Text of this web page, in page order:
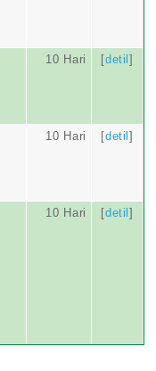
10 Hari [detil]
10 Hari [detil]
10 Hari [detil]